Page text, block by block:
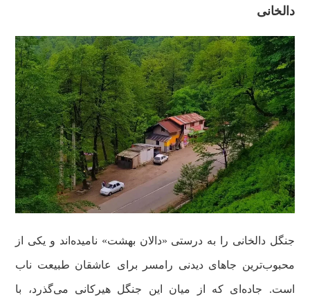
دالخانی
جنگل دالخانی را به درستی «دالان بهشت» نامیده‌اند و یکی از
محبوب‌ترین جاهای دیدنی رامسر برای عاشقان طبیعت ناب
است. جاده‌ای که از میان این جنگل هیرکانی می‌گذرد، با